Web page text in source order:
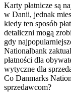
Karty płatnicze są
w Danii, jednak
kiedy ten sposób
detaliczni mogą
gdy
Nationalbank
płatności dla
wytyczne dla
Co Danmarks
sprzedawcom?